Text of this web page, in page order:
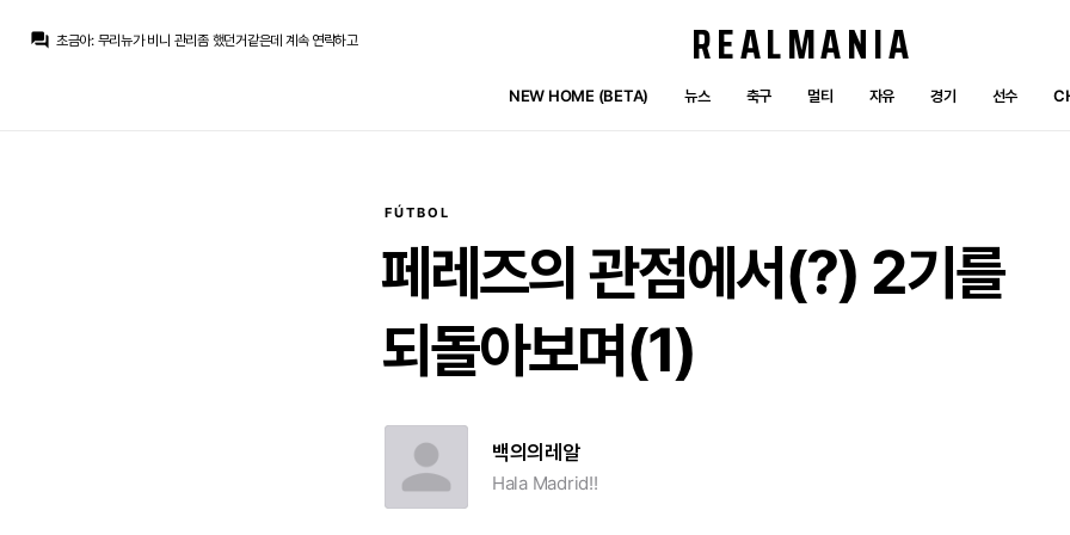
question_answer 초금아: 무리뉴가 비니 관리좀 했던거같은데 계속 연락하고
REALMANIA
NEW HOME (BETA) 뉴스 축구 멀티 자유 경기 선수
FÚTBOL
페레즈의 관점에서(?) 2기를
되돌아보며(1)
백의의레알
Hala Madrid!!